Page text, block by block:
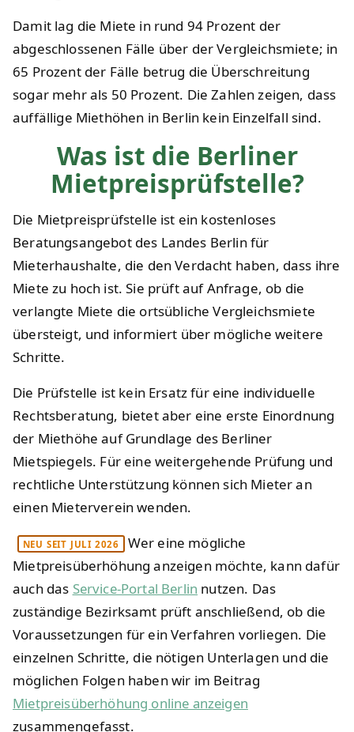
Damit lag die Miete in rund 94 Prozent der
abgeschlossenen Fälle über der Vergleichsmiete; in
65 Prozent der Fälle betrug die Überschreitung
sogar mehr als 50 Prozent. Die Zahlen zeigen, dass
auffällige Miethöhen in Berlin kein Einzelfall sind.
Was ist die Berliner
Mietpreisprüfstelle?
Die Mietpreisprüfstelle ist ein kostenloses
Beratungsangebot des Landes Berlin für
Mieterhaushalte, die den Verdacht haben, dass ihre
Miete zu hoch ist. Sie prüft auf Anfrage, ob die
verlangte Miete die ortsübliche Vergleichsmiete
übersteigt, und informiert über mögliche weitere
Schritte.
Die Prüfstelle ist kein Ersatz für eine individuelle
Rechtsberatung, bietet aber eine erste Einordnung
der Miethöhe auf Grundlage des Berliner
Mietspiegels. Für eine weitergehende Prüfung und
rechtliche Unterstützung können sich Mieter an
einen Mieterverein wenden.
NEU SEIT JULI 2026 Wer eine mögliche
Mietpreisüberhöhung anzeigen möchte, kann dafür
auch das Service-Portal Berlin nutzen. Das
zuständige Bezirksamt prüft anschließend, ob die
Voraussetzungen für ein Verfahren vorliegen. Die
einzelnen Schritte, die nötigen Unterlagen und die
möglichen Folgen haben wir im Beitrag
Mietpreisüberhöhung online anzeigen
zusammengefasst.